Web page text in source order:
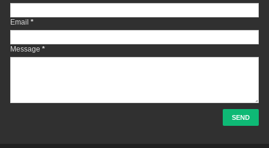
Email *
Message *